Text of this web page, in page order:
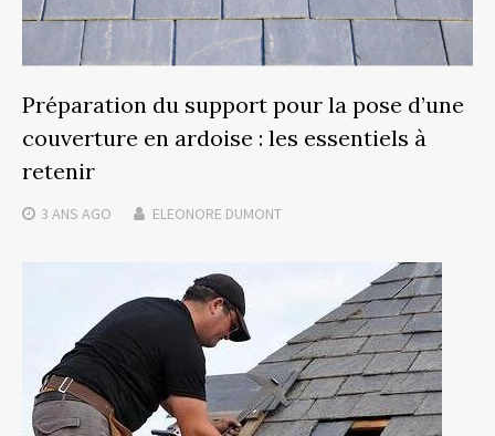
Préparation du support pour la pose d’une
couverture en ardoise : les essentiels à
retenir
3 ANS AGO ELEONORE DUMONT